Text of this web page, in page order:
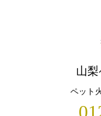
山
ペット